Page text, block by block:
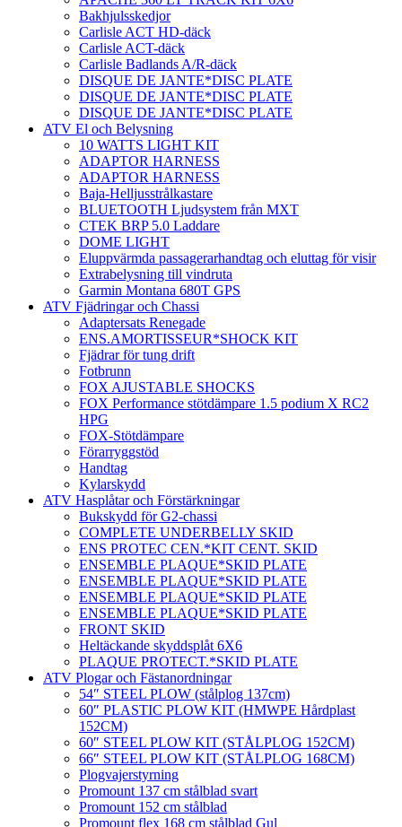
Bakhjulsskedjor
Carlisle ACT HD-däck
Carlisle ACT-däck
Carlisle Badlands A/R-däck
DISQUE DE JANTE*DISC PLATE
DISQUE DE JANTE*DISC PLATE
DISQUE DE JANTE*DISC PLATE
ATV El och Belysning
10 WATTS LIGHT KIT
ADAPTOR HARNESS
ADAPTOR HARNESS
Baja-Helljusstrålkastare
BLUETOOTH Ljudsystem från MXT
CTEK BRP 5.0 Laddare
DOME LIGHT
Eluppvärmda passagerarhandtag och eluttag för visir
Extrabelysning till vindruta
Garmin Montana 680T GPS
ATV Fjädringar och Chassi
Adaptersats Renegade
ENS.AMORTISSEUR*SHOCK KIT
Fjädrar för tung drift
Fotbrunn
FOX AJUSTABLE SHOCKS
FOX Performance stötdämpare 1.5 podium X RC2
HPG
FOX-Stötdämpare
Förarryggstöd
Handtag
Kylarskydd
ATV Hasplåtar och Förstärkningar
Bukskydd för G2-chassi
COMPLETE UNDERBELLY SKID
ENS PROTEC CEN.*KIT CENT. SKID
ENSEMBLE PLAQUE*SKID PLATE
ENSEMBLE PLAQUE*SKID PLATE
ENSEMBLE PLAQUE*SKID PLATE
ENSEMBLE PLAQUE*SKID PLATE
FRONT SKID
Heltäckande skyddsplåt 6X6
PLAQUE PROTECT.*SKID PLATE
ATV Plogar och Fästanordningar
54″ STEEL PLOW (stålplog 137cm)
60″ PLASTIC PLOW KIT (HMWPE Hårdplast
152CM)
60″ STEEL PLOW KIT (STÅLPLOG 152CM)
66″ STEEL PLOW KIT (STÅLPLOG 168CM)
Plogvajerstyrning
Promount 137 cm stålblad svart
Promount 152 cm stålblad
Promount flex 168 cm stålblad Gul